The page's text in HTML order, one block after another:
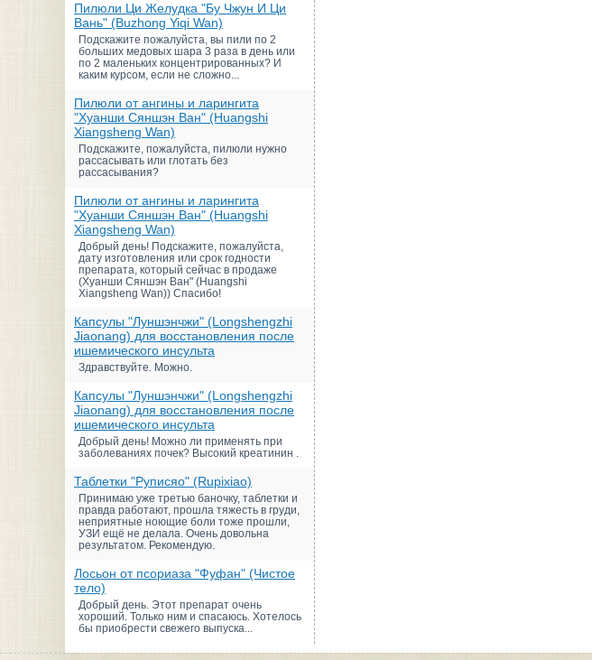
Пилюли Ци Желудка "Бу Чжун И Ци
Вань" (Buzhong Yiqi Wan)
Подскажите пожалуйста, вы пили по 2
больших медовых шара 3 раза в день или
по 2 маленьких концентрированных? И
каким курсом, если не сложно...
Пилюли от ангины и ларингита
"Хуанши Сяншэн Ван" (Huangshi
Xiangsheng Wan)
Подскажите, пожалуйста, пилюли нужно
рассасывать или глотать без
рассасывания?
Пилюли от ангины и ларингита
"Хуанши Сяншэн Ван" (Huangshi
Xiangsheng Wan)
Добрый день! Подскажите, пожалуйста,
дату изготовления или срок годности
препарата, который сейчас в продаже
(Хуанши Сяншэн Ван" (Huangshi
Xiangsheng Wan)) Спасибо!
Капсулы "Луншэнчжи" (Longshengzhi
Jiaonang) для восстановления после
ишемического инсульта
Здравствуйте. Можно.
Капсулы "Луншэнчжи" (Longshengzhi
Jiaonang) для восстановления после
ишемического инсульта
Добрый день! Можно ли применять при
заболеваниях почек? Высокий креатинин .
Таблетки "Руписяо" (Rupixiao)
Принимаю уже третью баночку, таблетки и
правда работают, прошла тяжесть в груди,
неприятные ноющие боли тоже прошли,
УЗИ ещё не делала. Очень довольна
результатом. Рекомендую.
Лосьон от псориаза "Фуфан" (Чистое
тело)
Добрый день. Этот препарат очень
хороший. Только ним и спасаюсь. Хотелось
бы приобрести свежего выпуска...